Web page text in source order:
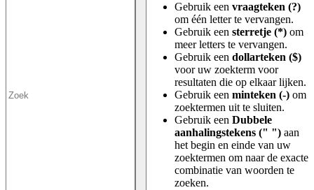
Gebruik een vraagteken (?)
om één letter te vervangen.
Gebruik een sterretje (*) om
meer letters te vervangen.
Gebruik een dollarteken ($)
voor uw zoekterm voor
resultaten die op elkaar lijken.
Gebruik een minteken (-) om
zoektermen uit te sluiten.
Gebruik een Dubbele
aanhalingstekens (" ") aan
het begin en einde van uw
zoektermen om naar de exacte
combinatie van woorden te
zoeken.